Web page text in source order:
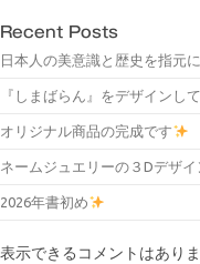
Recent Posts
日本人の美意識と歴史を指元
『しまばらん』をデザインし
オリジナル商品の完成です
ネームジュエリーの３Dデザ
2026年書初め
表示できるコメントはありま